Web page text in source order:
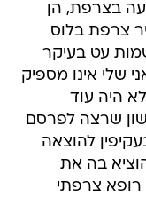
בצרפת, הן
צרפת בלוס
עט בעיקר
שלי אינו מספיק
היה עוד
שרצה לפרסם
להוצאה
בה את
רופא צרפתי